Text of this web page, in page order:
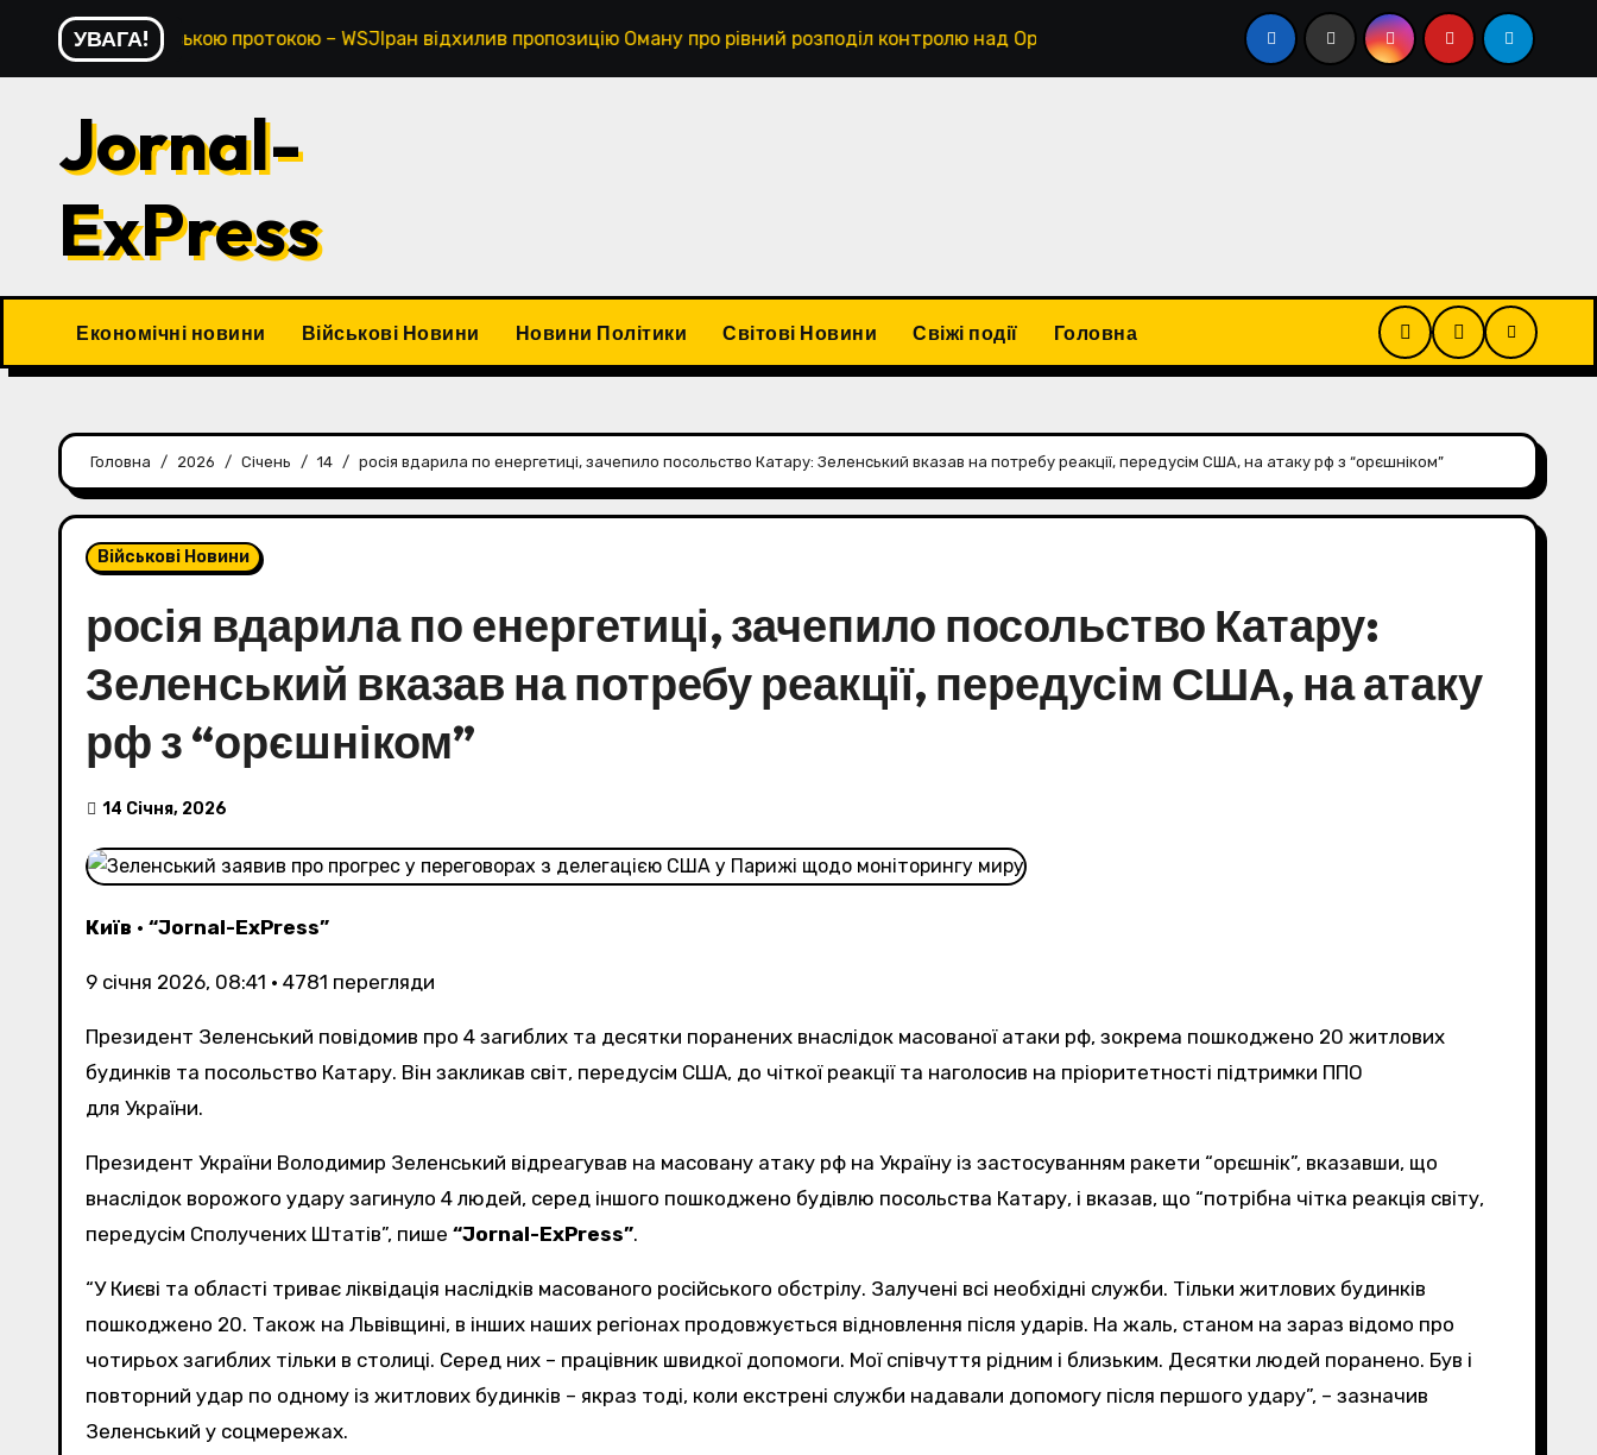
Перейти
контенту
УВАГА!
Ормузькою протокою – WSJІран відхилив пропозицію Оману про рівний розподіл контролю над Ормузькою протокою, вимагаючи більшої частини водного шляху.
Jornal-
ExPress
Економічні новини Військові Новини Новини Політики Світові Новини Свіжі події Головна
Головна 2026 Січень 14 росія вдарила по енергетиці, зачепило посольство Катару: Зеленський вказав на потребу реакції, передусім США, на атаку рф з “орєшніком”
Військові Новини
росія вдарила по енергетиці, зачепило посольство Катару:
Зеленський вказав на потребу реакції, передусім США, на атаку
рф з “орєшніком”
14 Січня, 2026
Київ • “Jornal-ExPress”
9 січня 2026, 08:41 • 4781 перегляди
Президент Зеленський повідомив про 4 загиблих та десятки поранених внаслідок масованої атаки рф, зокрема пошкоджено 20 житлових
будинків та посольство Катару. Він закликав світ, передусім США, до чіткої реакції та наголосив на пріоритетності підтримки ППО
для України.
Президент України Володимир Зеленський відреагував на масовану атаку рф на Україну із застосуванням ракети “орєшнік”, вказавши, що
внаслідок ворожого удару загинуло 4 людей, серед іншого пошкоджено будівлю посольства Катару, і вказав, що “потрібна чітка реакція світу,
передусім Сполучених Штатів”, пише “Jornal-ExPress”.
“У Києві та області триває ліквідація наслідків масованого російського обстрілу. Залучені всі необхідні служби. Тільки житлових будинків
пошкоджено 20. Також на Львівщині, в інших наших регіонах продовжується відновлення після ударів. На жаль, станом на зараз відомо про
чотирьох загиблих тільки в столиці. Серед них – працівник швидкої допомоги. Мої співчуття рідним і близьким. Десятки людей поранено. Був і
повторний удар по одному із житлових будинків – якраз тоді, коли екстрені служби надавали допомогу після першого удару”, – зазначив
Зеленський у соцмережах.